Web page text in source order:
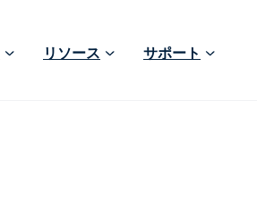
リソース サポート